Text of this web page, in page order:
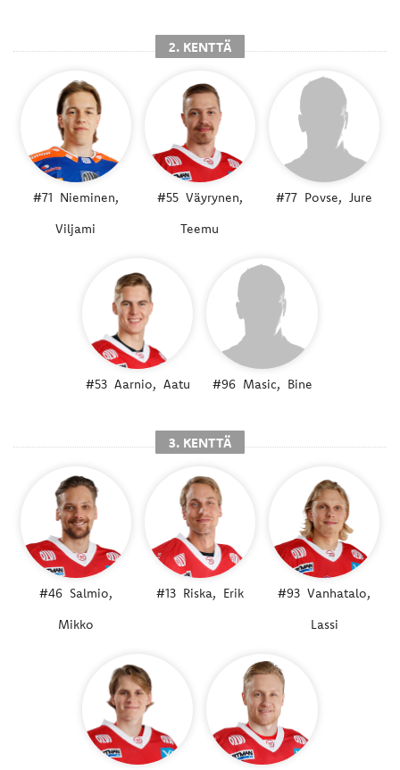
2. KENTTÄ
#71 Nieminen,
Viljami
#55 Väyrynen,
Teemu
#77 Povse, Jure
#53 Aarnio, Aatu #96 Masic, Bine
3. KENTTÄ
#46 Salmio,
Mikko
#13 Riska, Erik #93 Vanhatalo,
Lassi